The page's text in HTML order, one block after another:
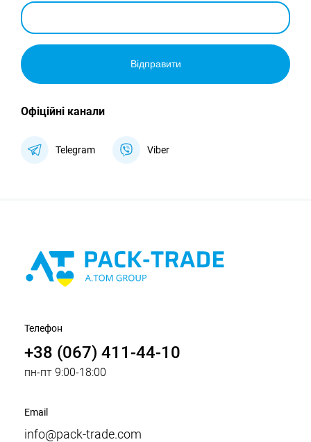
Відправити
Офіційні канали
Telegram Viber
Телефон
+38 (067) 411-44-10
пн-пт 9:00-18:00
Email
info@pack-trade.com